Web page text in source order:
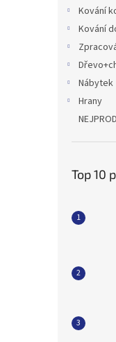
Kování
Kování
Nábytek
Hrany
Top 10